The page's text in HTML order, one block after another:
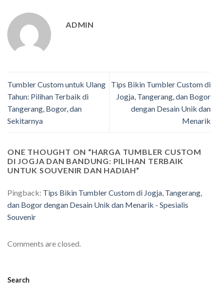
ADMIN
Tumbler Custom untuk Ulang
Tahun: Pilihan Terbaik di
Tangerang, Bogor, dan
Sekitarnya
Tips Bikin Tumbler Custom di
Jogja, Tangerang, dan Bogor
dengan Desain Unik dan
Menarik
ONE THOUGHT ON “HARGA TUMBLER CUSTOM
DI JOGJA DAN BANDUNG: PILIHAN TERBAIK
UNTUK SOUVENIR DAN HADIAH”
Pingback: Tips Bikin Tumbler Custom di Jogja, Tangerang,
dan Bogor dengan Desain Unik dan Menarik - Spesialis
Souvenir
Comments are closed.
Search